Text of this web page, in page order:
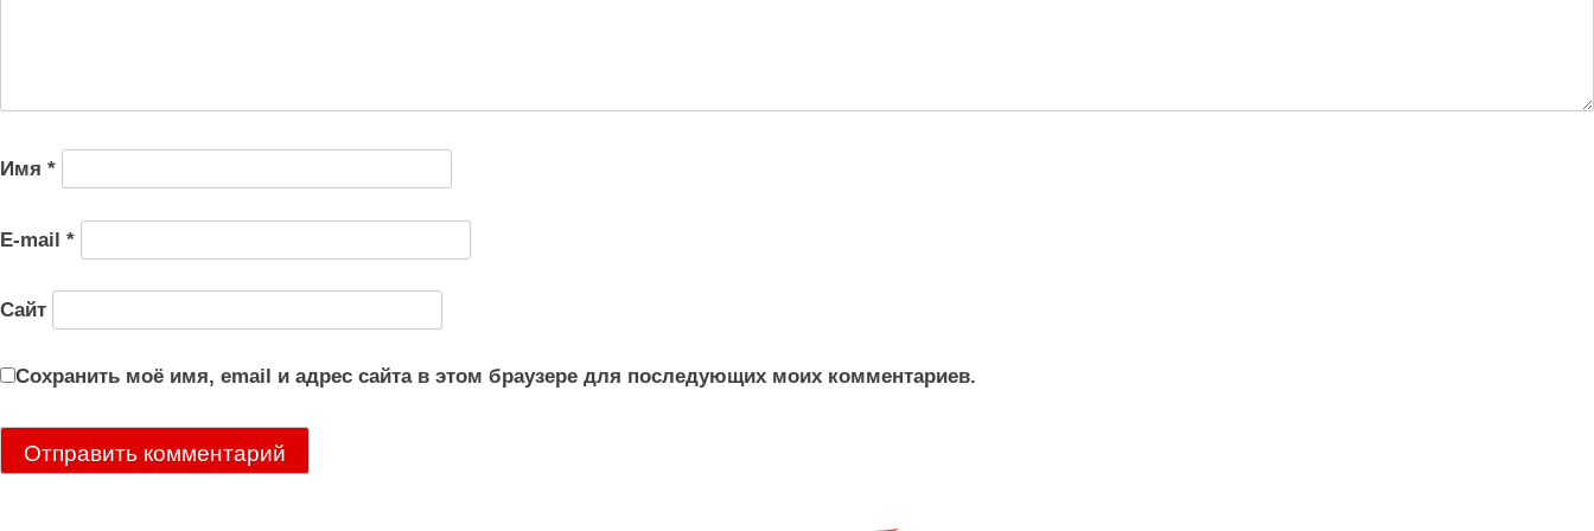
Имя *
E-mail *
Сайт
Сохранить моё имя, email и адрес сайта в этом браузере для последующих моих комментариев.